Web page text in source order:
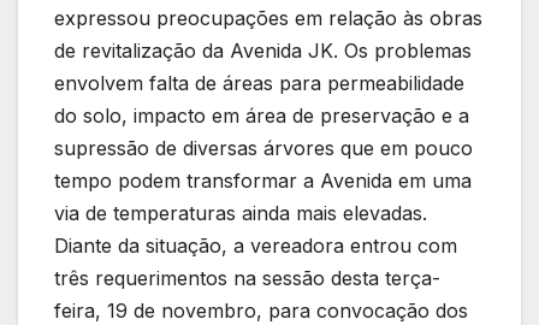
expressou preocupações em relação às obras
de revitalização da Avenida JK. Os problemas
envolvem falta de áreas para permeabilidade
do solo, impacto em área de preservação e a
supressão de diversas árvores que em pouco
tempo podem transformar a Avenida em uma
via de temperaturas ainda mais elevadas.
Diante da situação, a vereadora entrou com
três requerimentos na sessão desta terça-
feira, 19 de novembro, para convocação dos